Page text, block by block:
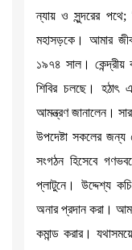
ন্যায় ও সুন্দরের পথে;
মহাসড়কে। আমার
১৯৭৪ সাল। কেন্দ্রীয়
শিবির চলছে। হঠাৎ
আমন্ত্রণ জানালেন।
উপদেষ্টা সকলের জন্য
সংগঠন হিসেবে
প্লাটুনে। উদ্দেশ্য
অনার প্রদান করা।
কমান্ড করার।